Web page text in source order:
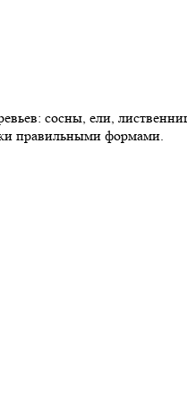
сосны, ели,
правильными формами.